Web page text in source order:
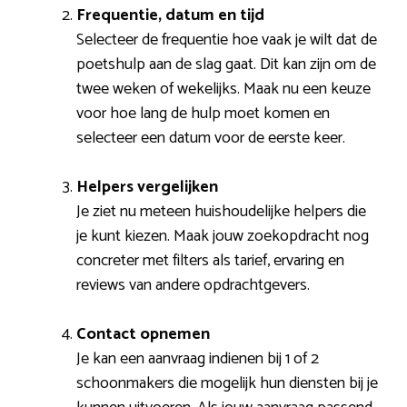
Frequentie, datum en tijd
Selecteer de frequentie hoe vaak je wilt dat de
poetshulp aan de slag gaat. Dit kan zijn om de
twee weken of wekelijks. Maak nu een keuze
voor hoe lang de hulp moet komen en
selecteer een datum voor de eerste keer.
Helpers vergelijken
Je ziet nu meteen huishoudelijke helpers die
je kunt kiezen. Maak jouw zoekopdracht nog
concreter met filters als tarief, ervaring en
reviews van andere opdrachtgevers.
Contact opnemen
Je kan een aanvraag indienen bij 1 of 2
schoonmakers die mogelijk hun diensten bij je